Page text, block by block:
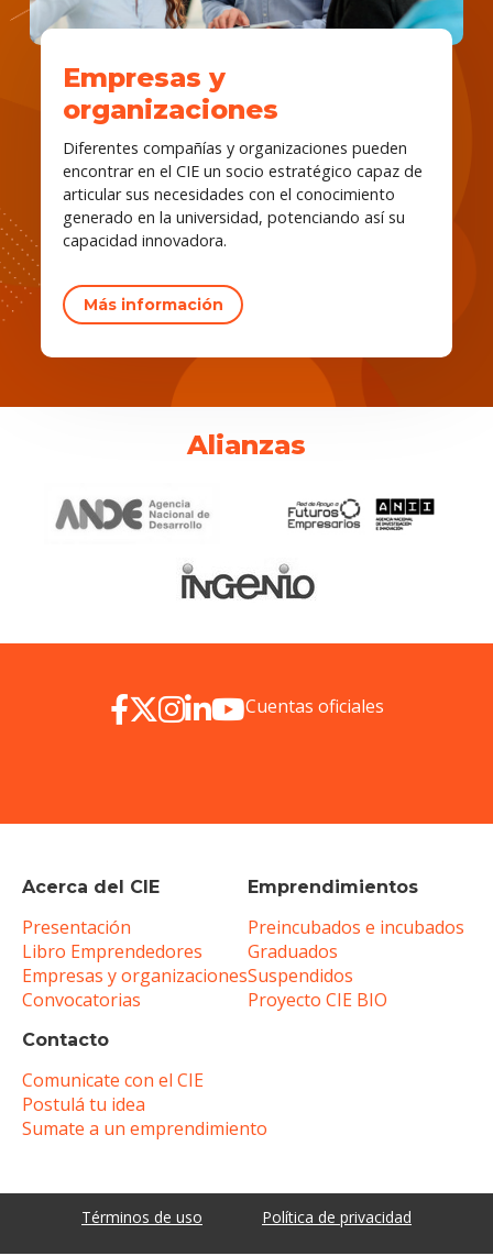
Empresas y
organizaciones
Diferentes compañías y organizaciones pueden
encontrar en el CIE un socio estratégico capaz de
articular sus necesidades con el conocimiento
generado en la universidad, potenciando así su
capacidad innovadora.
Más información
Alianzas
Acerca del CIE
Presentación
Libro Emprendedores
Empresas y organizaciones
Convocatorias
Emprendimientos
Preincubados e incubados
Graduados
Suspendidos
Proyecto CIE BIO
Contacto
Comunicate con el CIE
Postulá tu idea
Sumate a un emprendimiento
Cuentas oficiales
Términos de uso Política de privacidad